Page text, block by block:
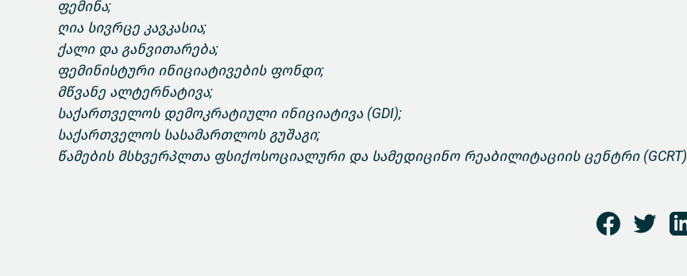
ფემინა;
ღია სივრცე კავკასია;
ქალი და განვითარება;
ფემინისტური ინიციატივების ფონდი;
მწვანე ალტერნატივა;
საქართველოს დემოკრატიული ინიციატივა (GDI);
საქართველოს სასამართლოს გუშაგი;
წამების მსხვერპლთა ფსიქოსოციალური და სამედიცინო რეაბილიტაციის ცენტრი (GCRT)